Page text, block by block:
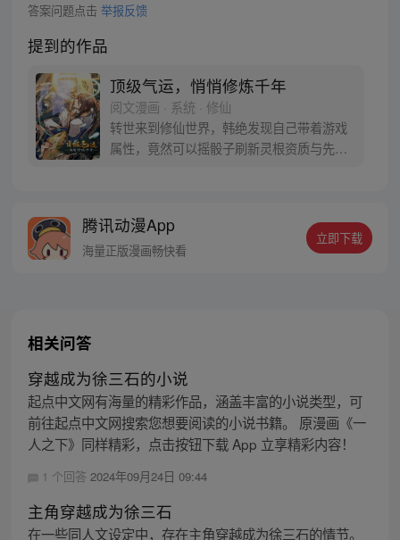
答案问题点击 举报反馈
提到的作品
顶级气运，悄悄修炼千年
阅文漫画 · 系统 · 修仙
转世来到修仙世界，韩绝发现自己带着游戏
属性，竟然可以摇骰子刷新灵根资质与先天
间时，韩绝不得不出手。他这才发现，好像
仙神也不过如此……
腾讯动漫App
海量正版漫画畅快看
立即下载
相关问答
穿越成为徐三石的小说
起点中文网有海量的精彩作品，涵盖丰富的小说类型，可
前往起点中文网搜索您想要阅读的小说书籍。 原漫画《一
人之下》同样精彩，点击按钮下载 App 立享精彩内容！
1 个回答 2024年09月24日 09:44
主角穿越成为徐三石
在一些同人文设定中，存在主角穿越成为徐三石的情节。